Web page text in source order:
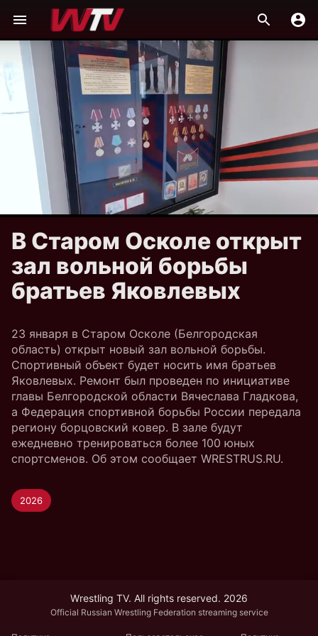
В Старом Осколе открыт
зал вольной борьбы
братьев Яковлевых
23 января в Старом Осколе (Белгородская
область) открыт новый зал вольной борьбы.
Спортивный объект будет носить имя братьев
Яковлевых. Ремонт был проведен по инициативе
главы Белгородской области Вячеслава Гладкова,
а Федерация спортивной борьбы России передала
региону борцовский ковер. В зале будут
ежедневно тренироваться более 100 юных
спортсменов. Об этом сообщает WRESTRUS.RU.
2026
Wrestling TV. All rights reserved. 2026
Official Russian Wrestling Federation streaming service